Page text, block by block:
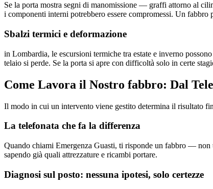
Se la porta mostra segni di manomissione — graffi attorno al
i componenti interni potrebbero essere compromessi. Un fabbro
Sbalzi termici e deformazione
in Lombardia, le escursioni termiche tra estate e inverno
telaio si perde. Se la porta si apre con difficoltà solo in certe
Come Lavora il Nostro fabbro: Dal
Il modo in cui un intervento viene gestito determina il risultato
La telefonata che fa la differenza
Quando chiami Emergenza Guasti, ti risponde un fabbro —
sapendo già quali attrezzature e ricambi portare.
Diagnosi sul posto: nessuna ipotesi, solo certezze